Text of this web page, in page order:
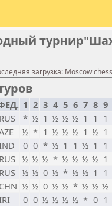
загрузка: Moscow
1 2 3 4 5 6 7 8 9
RUS * ½ 1 ½ ½ ½ 1 1 1
½ * 1 ½ ½ ½ 1 ½ 1
0 0 * ½ 1 1 ½ 1 1
RUS ½ ½ ½ * ½ ½ ½ ½ 1
RUS ½ ½ 0 ½ * ½ ½ 1 1
CHN ½ ½ 0 ½ ½ * ½ ½ ½
0 0 ½ ½ ½ ½ * 0 1